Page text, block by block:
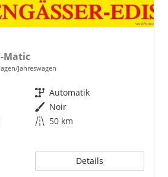
Matic
Jahreswagen
Getriebe Automatik
Außenfarbe Noir
Kilometerstand 50 km
Details